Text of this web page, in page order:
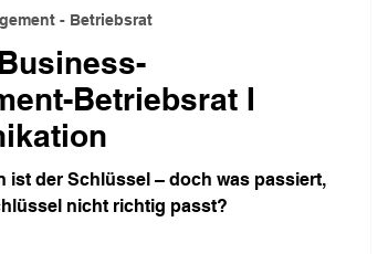
Betriebsrat I
ist der Schlüssel – doch was passiert,
nicht richtig passt?
- Betriebsrat